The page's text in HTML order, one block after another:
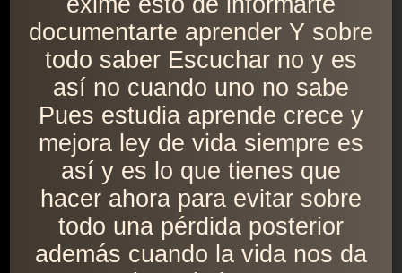
documentarte aprender Y sobre
todo saber Escuchar no y es
así no cuando uno no sabe
Pues estudia aprende crece y
mejora ley de vida siempre es
así y es lo que tienes que
hacer ahora para evitar sobre
todo una pérdida posterior
además cuando la vida nos da